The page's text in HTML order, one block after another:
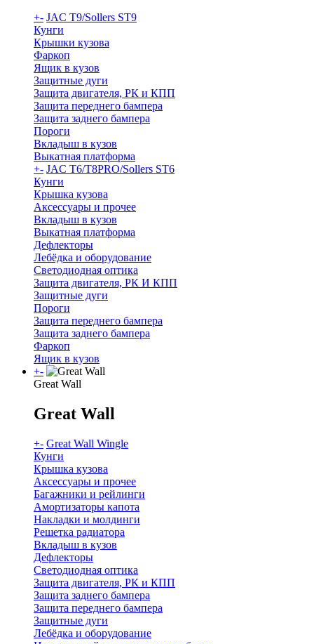
+- JAC T9/Sollers ST9
Кунги
Крышки кузова
Фаркоп
Ящик в кузов
Защитные дуги
Защита двигателя, РК и КПП
Защита переднего бампера
Защита заднего бампера
Пороги
Вкладыш в кузов
Выкатная платформа
+- JAC T6/T8PRO/Sollers ST6
Кунги
Крышка кузова
Аксессуары и прочее
Вкладыш в кузов
Выкатная платформа
Дефлекторы
Лебёдка и оборудование
Светодиодная оптика
Защита двигателя, РК И КПП
Защитные дуги
Пороги
Защита переднего бампера
Защита заднего бампера
Фаркоп
Ящик в кузов
+-
Great Wall
Great Wall
+- Great Wall Wingle
Кунги
Крышка кузова
Аксессуары и прочее
Багажники и рейлинги
Амортизаторы капота
Накладки и молдинги
Решетка радиатора
Вкладыш в кузов
Дефлекторы
Светодиодная оптика
Защита двигателя, РК и КПП
Защита заднего бампера
Защита переднего бампера
Защитные дуги
Лебёдка и оборудование